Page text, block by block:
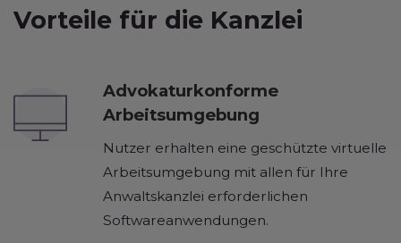
Vorteile für die Kanzlei
Advokaturkonforme
Arbeitsumgebung
Nutzer erhalten eine geschützte virtuelle
Arbeitsumgebung mit allen für Ihre
Anwaltskanzlei erforderlichen
Softwareanwendungen.